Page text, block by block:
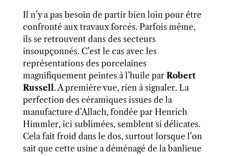
Il n’y a pas besoin de partir bien loin pour être
confronté aux travaux forcés. Parfois même,
ils se retrouvent dans des secteurs
insoupçonnés. C’est le cas avec les
représentations des porcelaines
magnifiquement peintes à l’huile par Robert
Russell . A première vue, rien à signaler. La
perfection des céramiques issues de la
manufacture d’Allach, fondée par Henrich
Himmler, ici sublimées, semblent si délicates.
Cela fait froid dans le dos, surtout lorsque l’on
sait que cette usine a déménagé de la banlieue